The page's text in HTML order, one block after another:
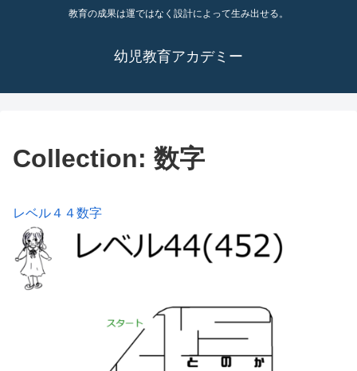
教育の成果は運ではなく設計によって生み出せる。
幼児教育アカデミー
Collection: 数字
レベル４４数字